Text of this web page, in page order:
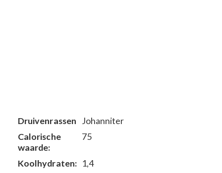
Druivenrassen Johanniter
Calorische
waarde:
75
Koolhydraten: 1,4